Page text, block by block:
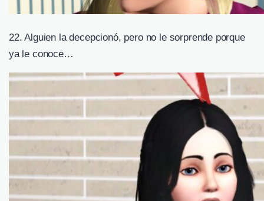
22. Alguien la decepcionó, pero no le sorprende porque
ya le conoce…